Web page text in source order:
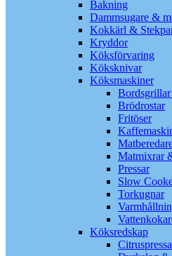
Bakning
Dammsugare &
Kokkärl &
Kryddor
Köksförvaring
Köksknivar
Köksmaskiner
Brödrostar
Fritöser
Matmixrar
Pressar
Slow
Torkugnar
Köksredskap